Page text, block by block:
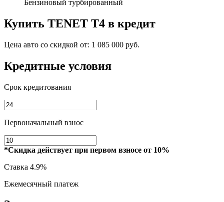
Бензиновый турбированный
Купить TENET T4 в кредит
Цена авто со скидкой от: 1 085 000 руб.
Кредитные условия
Срок кредитования
Первоначальный взнос
*Скидка действует при первом взносе от 10%
Ставка 4.9%
Ежемесячный платеж